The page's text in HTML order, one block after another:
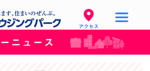
アクセス
ニュース